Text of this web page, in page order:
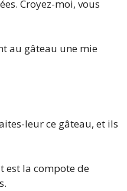
Croyez-moi, vous
au gâteau une mie
leur ce gâteau, et ils
est la compote de